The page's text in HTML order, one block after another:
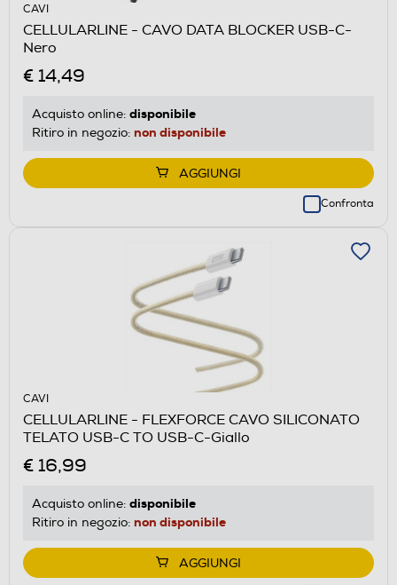
CAVI
CELLULARLINE - CAVO DATA BLOCKER USB-C-
Nero
€ 14,49
Acquisto online: disponibile
Ritiro in negozio: non disponibile
AGGIUNGI
Confronta
CAVI
CELLULARLINE - FLEXFORCE CAVO SILICONATO
TELATO USB-C TO USB-C-Giallo
€ 16,99
Acquisto online: disponibile
Ritiro in negozio: non disponibile
AGGIUNGI